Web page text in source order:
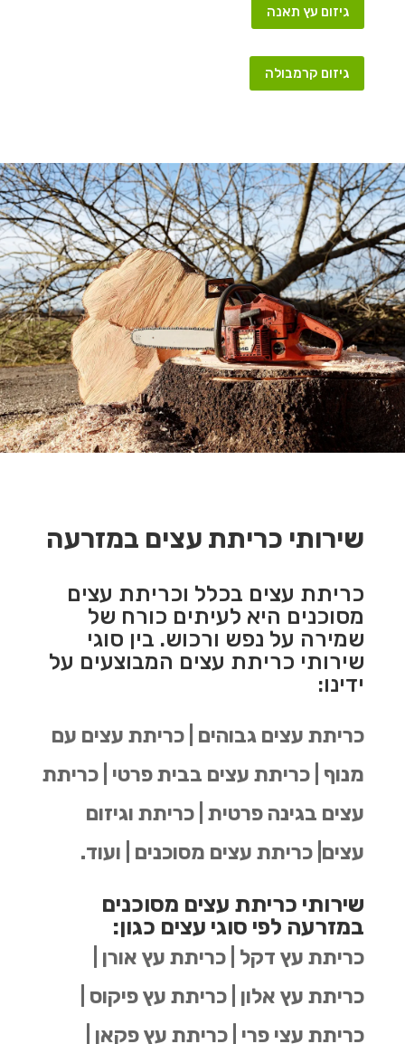
גיזום עץ תאנה
גיזום קרמבולה
שירותי כריתת עצים במזרעה
כריתת עצים בכלל וכריתת עצים
מסוכנים היא לעיתים כורח של
שמירה על נפש ורכוש. בין סוגי
שירותי כריתת עצים המבוצעים על
ידינו:
כריתת עצים גבוהים | כריתת עצים עם
מנוף | כריתת עצים בבית פרטי | כריתת
עצים בגינה פרטית | כריתת וגיזום
עצים| כריתת עצים מסוכנים | ועוד.
שירותי כריתת עצים מסוכנים
במזרעה לפי סוגי עצים כגון:
כריתת עץ דקל | כריתת עץ אורן |
כריתת עץ אלון | כריתת עץ פיקוס |
כריתת עצי פרי | כריתת עץ פקאן |